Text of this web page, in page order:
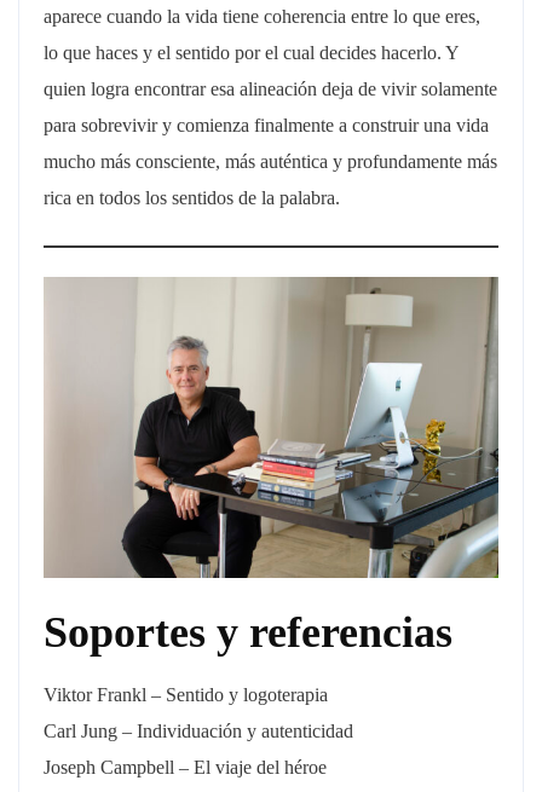
aparece cuando la vida tiene coherencia entre lo que eres,
lo que haces y el sentido por el cual decides hacerlo. Y
quien logra encontrar esa alineación deja de vivir solamente
para sobrevivir y comienza finalmente a construir una vida
mucho más consciente, más auténtica y profundamente más
rica en todos los sentidos de la palabra.
Soportes y referencias
Viktor Frankl – Sentido y logoterapia
Carl Jung – Individuación y autenticidad
Joseph Campbell – El viaje del héroe